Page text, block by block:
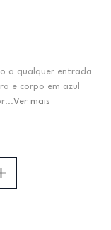
a qualquer entrada
e corpo em azul
Ver mais